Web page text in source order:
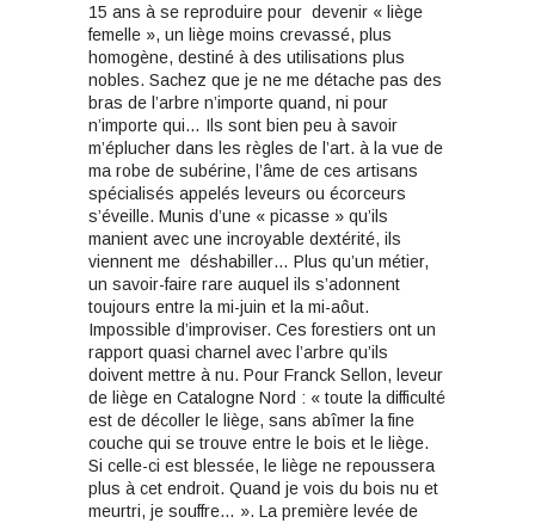
15 ans à se reproduire pour devenir « liège
femelle », un liège moins crevassé, plus
homogène, destiné à des utilisations plus
nobles. Sachez que je ne me détache pas des
bras de l’arbre n’importe quand, ni pour
n’importe qui… Ils sont bien peu à savoir
m’éplucher dans les règles de l’art. à la vue de
ma robe de subérine, l’âme de ces artisans
spécialisés appelés leveurs ou écorceurs
s’éveille. Munis d’une « picasse » qu’ils
manient avec une incroyable dextérité, ils
viennent me déshabiller… Plus qu’un métier,
un savoir-faire rare auquel ils s’adonnent
toujours entre la mi-juin et la mi-aôut.
Impossible d’improviser. Ces forestiers ont un
rapport quasi charnel avec l’arbre qu’ils
doivent mettre à nu. Pour Franck Sellon, leveur
de liège en Catalogne Nord : « toute la difficulté
est de décoller le liège, sans abîmer la fine
couche qui se trouve entre le bois et le liège.
Si celle-ci est blessée, le liège ne repoussera
plus à cet endroit. Quand je vois du bois nu et
meurtri, je souffre… ». La première levée de